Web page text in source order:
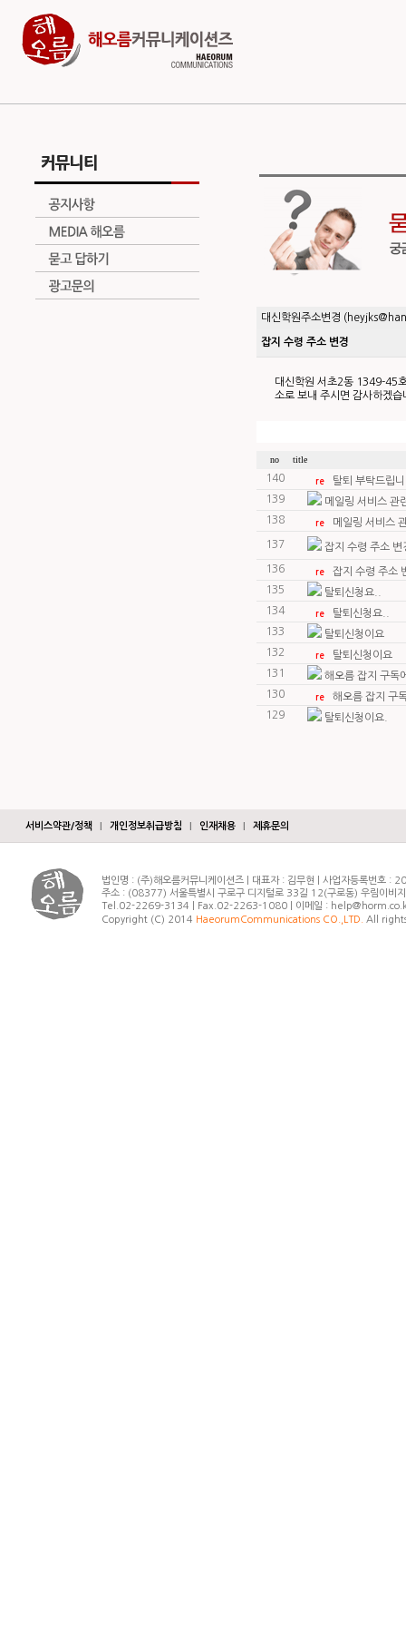
대신학원주소변경
잡지 수령 주소 변경
대신학원 서초2동 1349-45
소로 보내 주시면 감사하겠습
no title
140 re
탈퇴 부탁드립
139
메일링 서비스 관
138
re
메일링 서비스
137
잡지 수령 주소 변
136
re
잡지 수령 주소
135
탈퇴신청요..
134
re
탈퇴신청요..
133
탈퇴신청이요
132
re
탈퇴신청이요
131
해오름 잡지 구독
130
re
해오름 잡지 구
129
탈퇴신청이요.
서비스약관/정책 개인정보취급방침 인재채용 제휴문의
법인명 : (주)해오름커뮤니케이션즈 | 대표자 : 김무현 | 사업자등록번호 :
주소 : (08377) 서울특별시 구로구 디지털로 33길 12(구로동) 우림이비
Tel.02-2269-3134 | Fax.02-2263-1080 | 이메일 :
Copyright (C) 2014 HaeorumCommunications CO.,LTD. All